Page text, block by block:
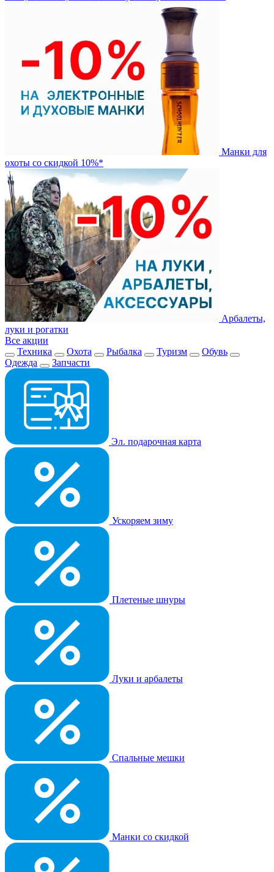
Манки для
охоты со скидкой 10%*
Арбалеты,
луки и рогатки
Все акции
Техника
Охота Рыбалка Туризм
Обувь
Одежда
Запчасти
Эл. подарочная карта
Ускоряем зиму
Плетеные шнуры
Луки и арбалеты
Спальные мешки
Манки со скидкой